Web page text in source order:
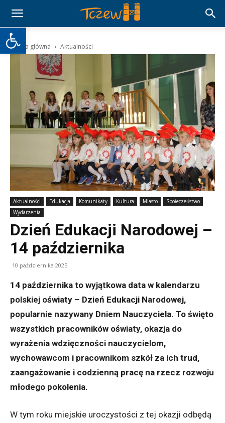
Otwórz pasek narzędzi
Strona główna Aktualności
Aktualności Edukacja Komunikaty Kultura Miasto
Społeczeństwo
Wydarzenia
Dzień Edukacji Narodowej –
14 października
10 października 2025
14 października to wyjątkowa data w kalendarzu
polskiej oświaty – Dzień Edukacji Narodowej,
popularnie nazywany Dniem Nauczyciela. To święto
wszystkich pracowników oświaty, okazja do
wyrażenia wdzięczności nauczycielom,
wychowawcom i pracownikom szkół za ich trud,
zaangażowanie i codzienną pracę na rzecz rozwoju
młodego pokolenia.
W tym roku miejskie uroczystości z tej okazji odbędą